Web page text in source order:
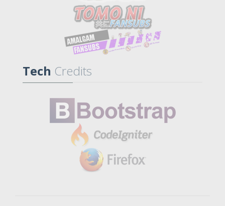
Tech Credits